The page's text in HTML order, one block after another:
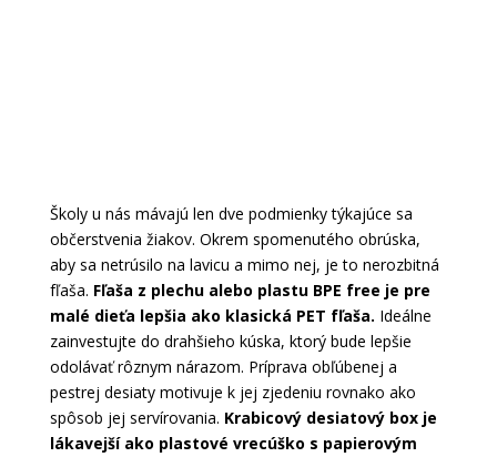
Školy u nás mávajú len dve podmienky týkajúce sa
občerstvenia žiakov. Okrem spomenutého obrúska,
aby sa netrúsilo na lavicu a mimo nej, je to nerozbitná
fľaša. Fľaša z plechu alebo plastu BPE free je pre
malé dieťa lepšia ako klasická PET fľaša. Ideálne
zainvestujte do drahšieho kúska, ktorý bude lepšie
odolávať rôznym nárazom. Príprava obľúbenej a
pestrej desiaty motivuje k jej zjedeniu rovnako ako
spôsob jej servírovania. Krabicový desiatový box je
lákavejší ako plastové vrecúško s papierovým